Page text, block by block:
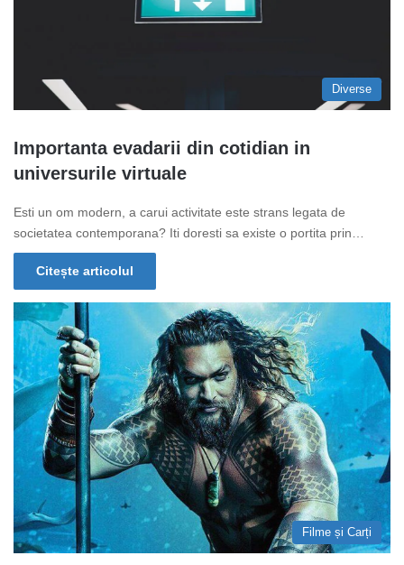
Diverse
Importanta evadarii din cotidian in
universurile virtuale
Esti un om modern, a carui activitate este strans legata de
societatea contemporana? Iti doresti sa existe o portita prin…
Citește articolul
Filme și Carți